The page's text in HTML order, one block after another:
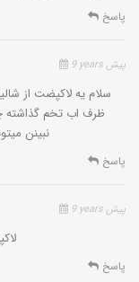
پاسخ
9 years پیش
سلام یه لاکپضت از
ظرف اب تخم
نبینن
پاسخ
9 years پیش
پاسخ